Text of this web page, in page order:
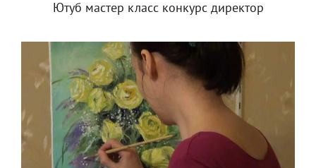
Ютуб мастер класс конкурс директор